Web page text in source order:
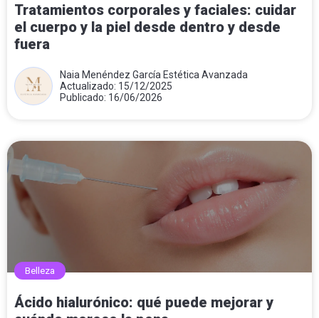
Tratamientos corporales y faciales: cuidar
el cuerpo y la piel desde dentro y desde
fuera
Naia Menéndez García Estética Avanzada
Actualizado: 15/12/2025
Publicado: 16/06/2026
Belleza
Ácido hialurónico: qué puede mejorar y